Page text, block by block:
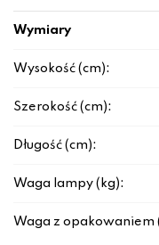
Wymiary
Wysokość (cm):
Szerokość (cm):
Długość (cm):
Waga lampy (kg):
Waga z opakowaniem